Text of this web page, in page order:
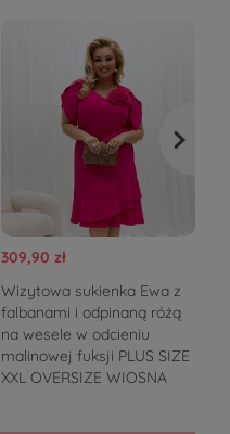
309,90 zł
Wizytowa sukienka Ewa z
falbanami i odpinaną różą
na wesele w odcieniu
malinowej fuksji PLUS SIZE
XXL OVERSIZE WIOSNA